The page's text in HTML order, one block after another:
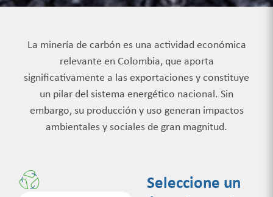
La minería de carbón es una actividad económica
relevante en Colombia, que aporta
significativamente a las exportaciones y constituye
un pilar del sistema energético nacional. Sin
embargo, su producción y uso generan impactos
ambientales y sociales de gran magnitud.
Seleccione un